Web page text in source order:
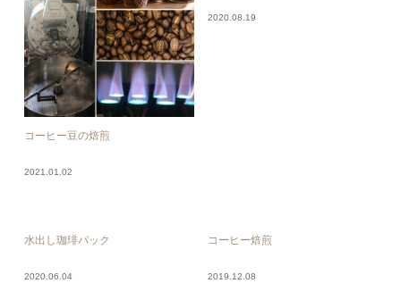
コーヒー豆の焙煎
2021.01.02
2020.08.19
水出し珈琲パック
2020.06.04
コーヒー焙煎
2019.12.08